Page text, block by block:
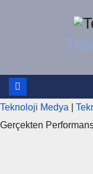
Teknoloji Medya
Gerçekten